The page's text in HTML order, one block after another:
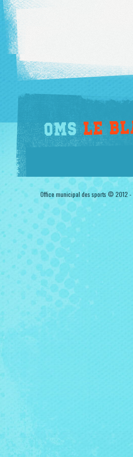
Office municipal des sports © 2012 -